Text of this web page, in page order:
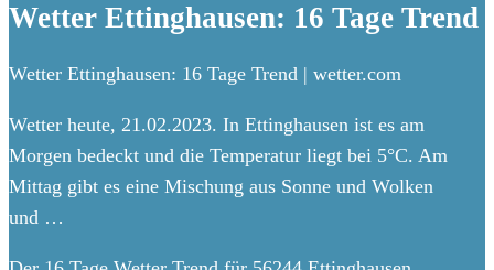
Wetter Ettinghausen: 16 Tage Trend
Wetter Ettinghausen: 16 Tage Trend | wetter.com
Wetter heute, 21.02.2023. In Ettinghausen ist es am
Morgen bedeckt und die Temperatur liegt bei 5°C. Am
Mittag gibt es eine Mischung aus Sonne und Wolken
und …